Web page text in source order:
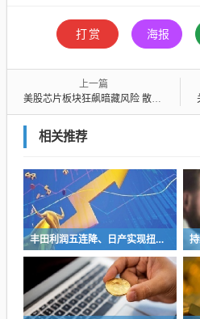
打赏 海报
上一篇
美股芯片板块狂飙暗藏风险 散户此刻大举冲入引发担忧
相关推荐
丰田利润五连降、日产实现扭亏 日系三强一季报喜忧参半